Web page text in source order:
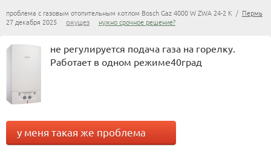
проблема с газовым отопительным котлом Bosch Gaz 4000 W ZWA 24-2 K / Пермь
27 декабря 2025 ожущез нужно срочное решение?
не регулируется подача газа на горелку.
Работает в одном режиме40град
у меня такая же проблема